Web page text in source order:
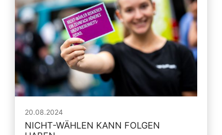
20.08.2024
NICHT-WÄHLEN KANN FOLGEN